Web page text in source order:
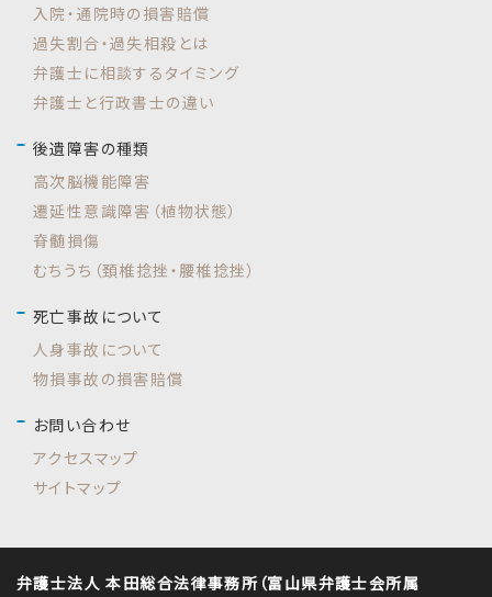
入院・通院時の損害賠償
過失割合・過失相殺とは
弁護士に相談するタイミング
弁護士と行政書士の違い
後遺障害の種類
高次脳機能障害
遷延性意識障害（植物状態）
脊髄損傷
むちうち（頚椎捻挫・腰椎捻挫）
死亡事故について
人身事故について
物損事故の損害賠償
お問い合わせ
アクセスマップ
サイトマップ
弁護士法人 本田総合法律事務所（富山県弁護士会所属